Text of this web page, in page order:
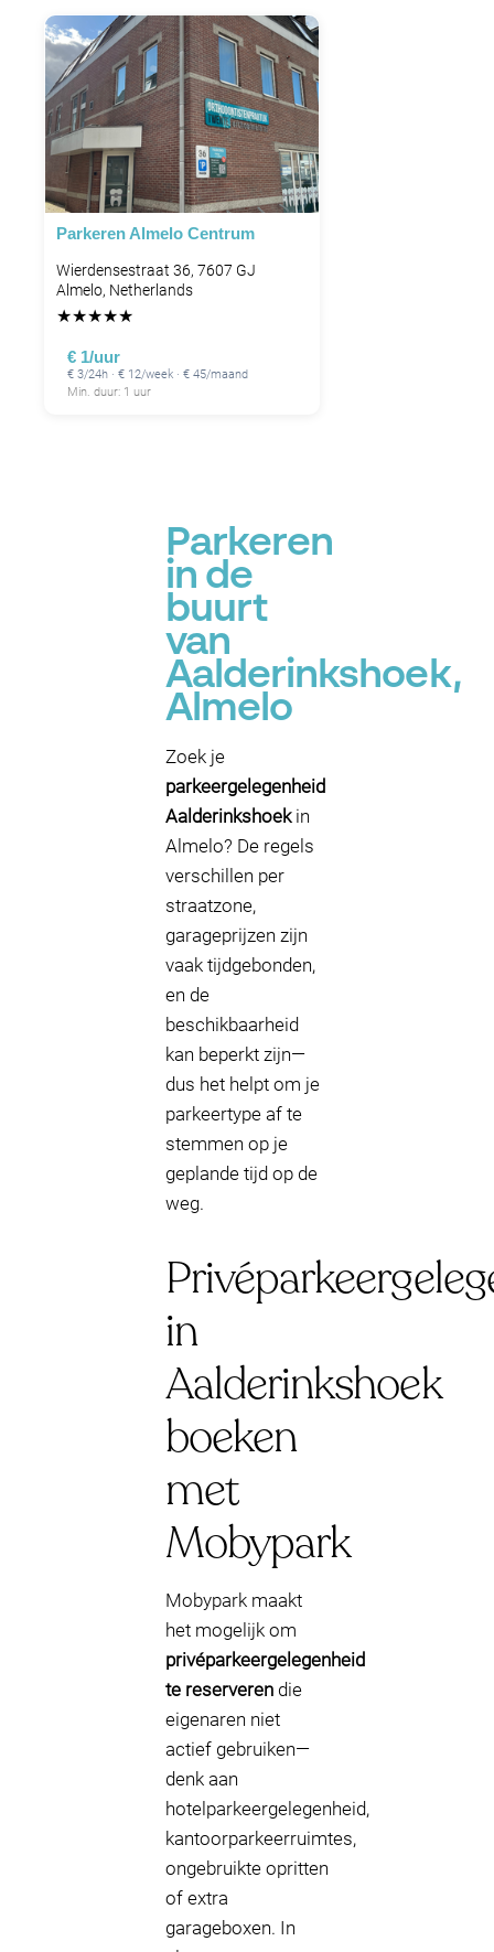
Parkeren Almelo Centrum
Wierdensestraat 36, 7607 GJ
Almelo, Netherlands
★★★★★
€ 1/uur
€ 3/24h · € 12/week · € 45/maand
Min. duur: 1 uur
Parkeren
in de
buurt
van
Aalderinkshoek,
Almelo
Zoek je
parkeergelegenheid
Aalderinkshoekin
Almelo? De regels
verschillen per
straatzone,
garageprijzen zijn
vaak tijdgebonden,
en de
beschikbaarheid
kan beperkt zijn—
dus het helpt om je
parkeertype af te
stemmen op je
geplande tijd op de
weg.
in
Aalderinkshoek
boeken
met
Mobypark
Mobypark maakt
het mogelijk om
privéparkeergelegenheid
te reserveren die
eigenaren niet
actief gebruiken—
denk aan
hotelparkeergelegenheid,
kantoorparkeerruimtes,
ongebruikte opritten
of extra
garageboxen. In